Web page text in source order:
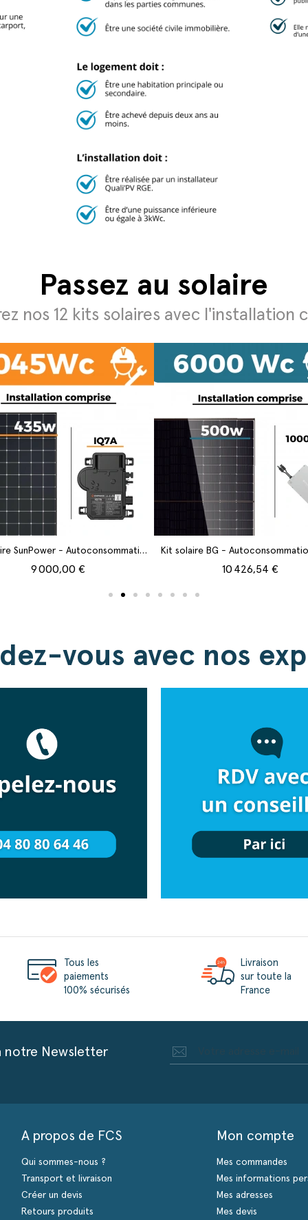
Passez au solaire
nos 12 kits solaires avec l'installation
Aperçu rapide Kit solaire SunPower - Autoconsommation 3045W - Avec installation
9 000,00 €
Aperçu rapide
10 426,54 €
vous avec nos
Tous les
paiements
100% sécurisés
Livraison
sur toute la
France
notre Newsletter
A propos de FCS
Qui sommes-nous ?
Transport et livraison
Créer un devis
Retours produits
Mon compte
Mes commandes
Mes informations
Mes adresses
Mes devis